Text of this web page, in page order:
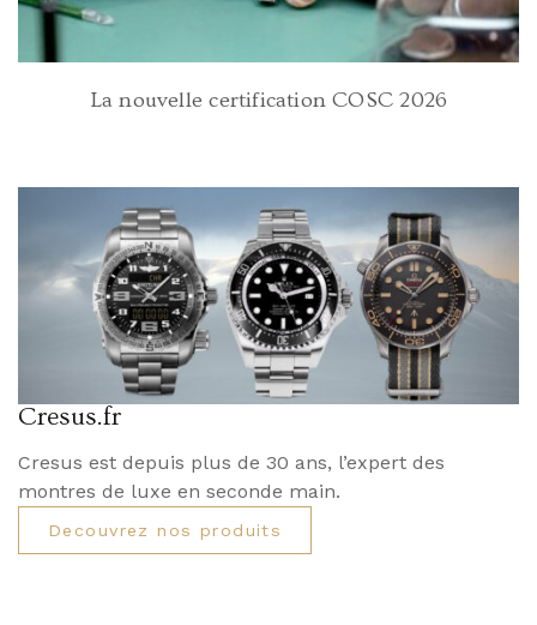
La nouvelle certification COSC 2026
Cresus.fr
Cresus est depuis plus de 30 ans, l’expert des
montres de luxe en seconde main.
Decouvrez nos produits